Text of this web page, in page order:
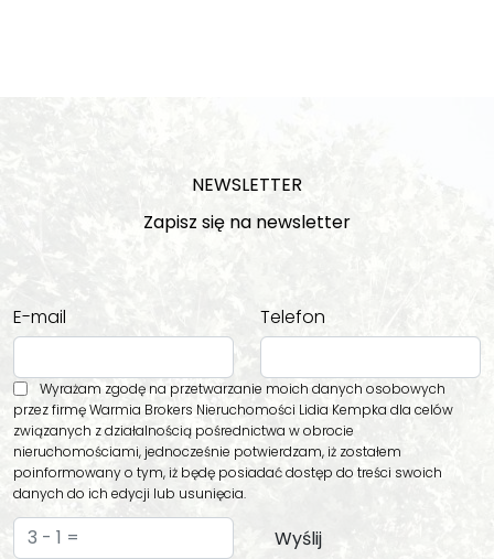
NEWSLETTER
Zapisz się na newsletter
E-mail Telefon
Wyrażam zgodę na przetwarzanie moich danych osobowych
przez firmę Warmia Brokers Nieruchomości Lidia Kempka dla celów
związanych z działalnością pośrednictwa w obrocie
nieruchomościami, jednocześnie potwierdzam, iż zostałem
poinformowany o tym, iż będę posiadać dostęp do treści swoich
danych do ich edycji lub usunięcia.